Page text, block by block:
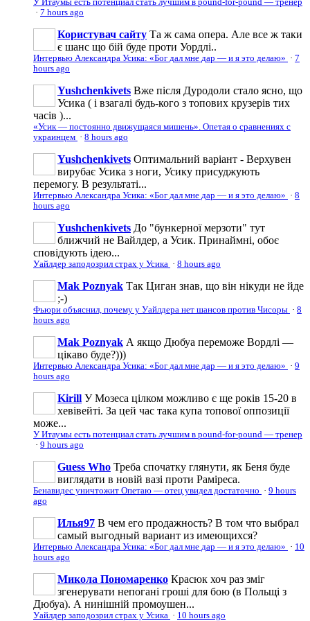
· 7 hours ago
Користувач сайту Та ж сама опера. Але все ж таки
є шанс що бій буде проти Уордлі..
Интервью Александра Усика: «Бог дал мне дар — и я это делаю» · 7
hours ago
Yushchenkivets Вже після Дуродоли стало ясно, що
Усика ( і взагалі будь-кого з топових крузерів тих
часів )...
«Усик — постоянно движущаяся мишень». Опетая о сравнениях с
украинцем · 8 hours ago
Yushchenkivets Оптимальний варіант - Верхувен
вирубає Усика з ноги, Усику присуджують
перемогу. В результаті...
Интервью Александра Усика: «Бог дал мне дар — и я это делаю» · 8
hours ago
Yushchenkivets До "бункерної мерзоти" тут
ближчий не Вайлдер, а Усик. Принаймні, обоє
сповідують ідею...
Уайлдер заподозрил страх у Усика · 8 hours ago
Mak Poznyak Так Циган знав, що він нікуди не йде
;-)
Фьюри объяснил, почему у Уайлдера нет шансов против Чисоры · 8
hours ago
Mak Poznyak А якщо Дюбуа переможе Вордлі —
цікаво буде?)))
Интервью Александра Усика: «Бог дал мне дар — и я это делаю» · 9
hours ago
Kirill У Мозеса цілком можливо є ще років 15-20 в
хевівейті. За цей час така купа топової оппозиції
може...
У Итаумы есть потенциал стать лучшим в pound-for-pound — тренер
· 9 hours ago
Guess Who Треба спочатку глянути, як Беня буде
виглядати в новій вазі проти Раміреса.
Бенавидес уничтожит Опетаю — отец увидел достаточно · 9 hours
ago
Илья97 В чем его продажность? В том что выбрал
самый выгодный вариант из имеющихся?
Интервью Александра Усика: «Бог дал мне дар — и я это делаю» · 10
hours ago
Микола Пономаренко Красюк хоч раз зміг
згенерувати непогані гроші для бою (в Польщі з
Дюбуа). А нинішній промоушен...
Уайлдер заподозрил страх у Усика · 10 hours ago